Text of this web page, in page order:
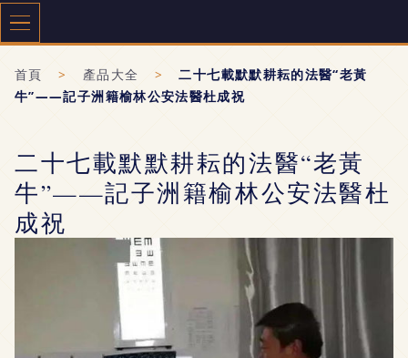
首頁 > 產品大全 >
二十七載默默耕耘的法醫“老黃
牛”——記子洲籍榆林公安法醫杜成祝
二十七載默默耕耘的法醫“老黃
牛”——記子洲籍榆林公安法醫杜
成祝